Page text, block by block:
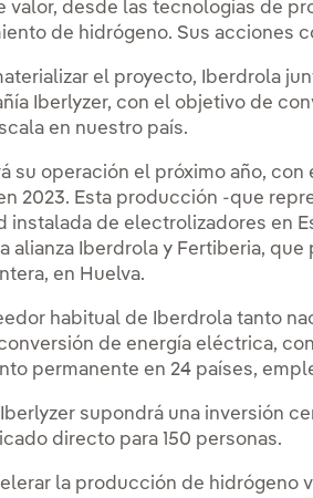
valor, desde las tecnologías de
de hidrógeno. Sus acciones
el proyecto, Iberdrola
Iberlyzer, con el objetivo de
en nuestro país.
su operación el próximo año,
2023. Esta producción -que
instalada de electrolizadores en
alianza Iberdrola y Fertiberia,
en Huelva.
habitual de Iberdrola tanto
de energía eléctrica,
permanente en 24 países,
supondrá una inversión
directo para 150 personas.
la producción de hidrógeno